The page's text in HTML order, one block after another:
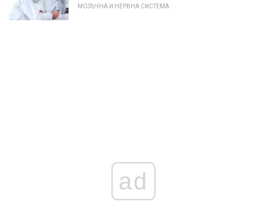
МОЗЪЧНА И НЕРВНА СИСТЕМА
ad